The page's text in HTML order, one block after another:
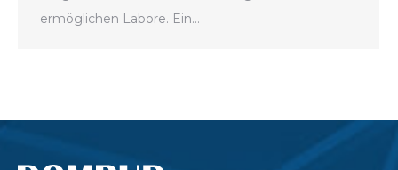
ermöglichen Labore. Ein…